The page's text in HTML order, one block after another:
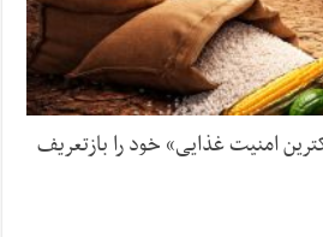
امنیت غذایی» خود را بازتعریف